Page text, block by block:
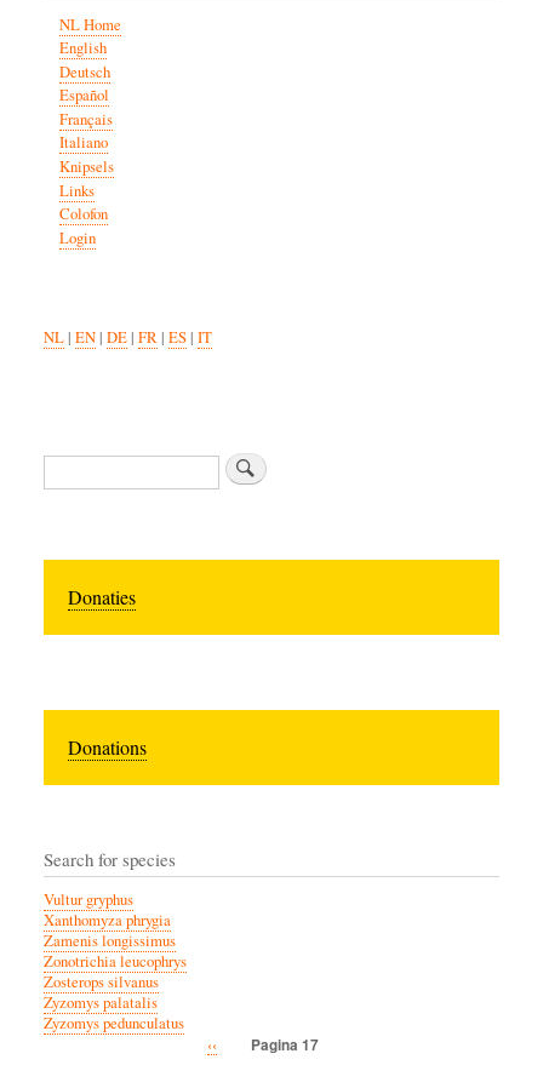
NL Home
English
Deutsch
Español
Français
Italiano
Knipsels
Links
Colofon
Login
NL| EN| DE| FR| ES| IT
Zoeken
Donaties
Donations
Search for species
Vultur gryphus
Xanthomyza phrygia
Zamenis longissimus
Zonotrichia leucophrys
Zosterops silvanus
Zyzomys palatalis
Zyzomys pedunculatus
Vorige
‹‹ Pagina 17